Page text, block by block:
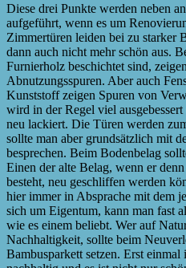
Diese drei Punkte werden neben
aufgeführt, wenn es um
Zimmertüren leiden bei zu starker
dann auch nicht mehr schön aus.
Furnierholz beschichtet sind,
Abnutzungsspuren. Aber auch
Kunststoff zeigen Spuren von
wird in der Regel viel
neu lackiert. Die Türen werden
sollte man aber grundsätzlich mit
besprechen. Beim Bodenbelag
Einen der alte Belag, wenn er
besteht, neu geschliffen werden
hier immer in Absprache mit dem
sich um Eigentum, kann man fast
wie es einem beliebt. Wer auf
Nachhaltigkeit, sollte beim
Bambusparkett setzen. Erst